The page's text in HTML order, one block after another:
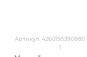
Артикул: 4260195390980
1